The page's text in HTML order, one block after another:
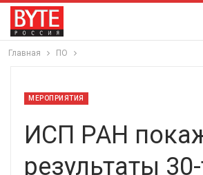
Главная ПО
МЕРОПРИЯТИЯ
ИСП РАН
результаты